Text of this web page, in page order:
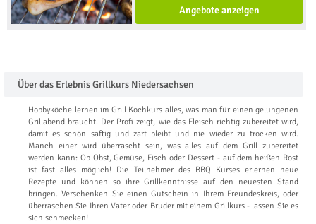
Angebote anzeigen
Über das Erlebnis Grillkurs Niedersachsen
Hobbyköche lernen im Grill Kochkurs alles, was man für einen gelungenen
Grillabend braucht. Der Profi zeigt, wie das Fleisch richtig zubereitet wird,
damit es schön saftig und zart bleibt und nie wieder zu trocken wird.
Manch einer wird überrascht sein, was alles auf dem Grill zubereitet
werden kann: Ob Obst, Gemüse, Fisch oder Dessert - auf dem heißen Rost
ist fast alles möglich! Die Teilnehmer des BBQ Kurses erlernen neue
Rezepte und können so ihre Grillkenntnisse auf den neuesten Stand
bringen. Verschenken Sie einen Gutschein in Ihrem Freundeskreis, oder
überraschen Sie Ihren Vater oder Bruder mit einem Grillkurs - lassen Sie es
sich schmecken!